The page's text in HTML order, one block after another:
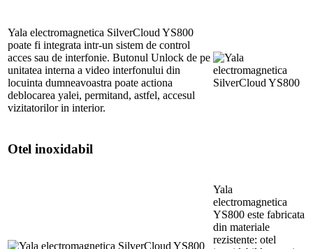
Yala electromagnetica SilverCloud YS800
poate fi integrata intr-un sistem de control
acces sau de interfonie. Butonul Unlock de pe
unitatea interna a video interfonului din
locuinta dumneavoastra poate actiona
deblocarea yalei, permitand, astfel, accesul
vizitatorilor in interior.
Otel inoxidabil
Yala
electromagnetica
YS800 este fabricata
din materiale
rezistente: otel